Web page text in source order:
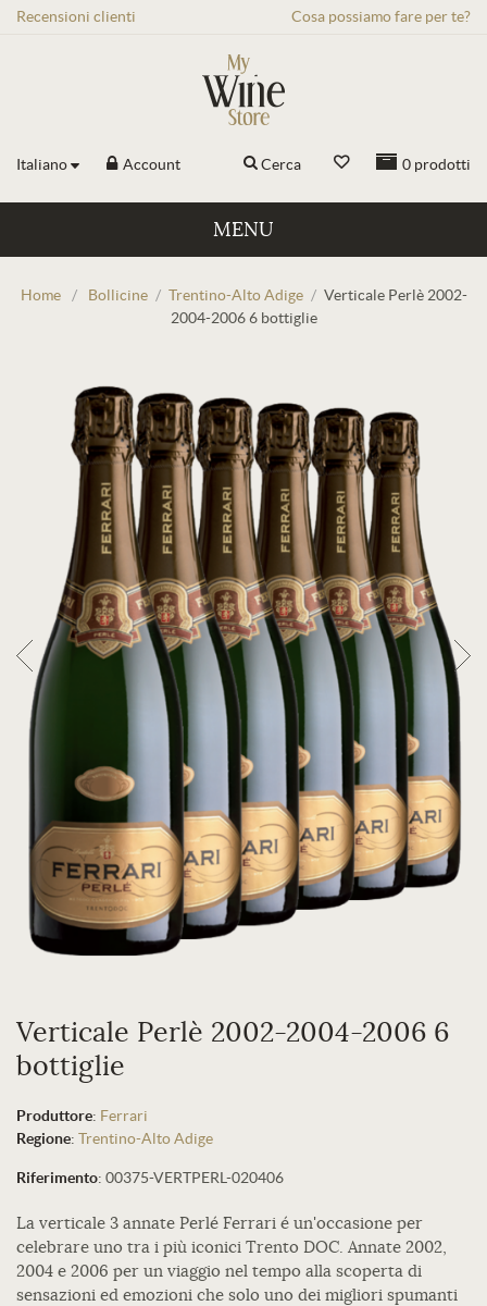
Recensioni clienti Cosa possiamo fare per te?
Italiano Account 0 prodotti
Cerca
MENU
Home / Bollicine / Trentino-Alto Adige / Verticale Perlè 2002-
2004-2006 6 bottiglie
Verticale Perlè 2002-2004-2006 6
bottiglie
Produttore: Ferrari
Regione: Trentino-Alto Adige
Riferimento: 00375-VERTPERL-020406
La verticale 3 annate Perlé Ferrari é un'occasione per
celebrare uno tra i più iconici Trento DOC. Annate 2002,
2004 e 2006 per un viaggio nel tempo alla scoperta di
sensazioni ed emozioni che solo uno dei migliori spumanti